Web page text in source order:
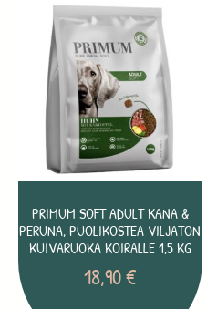
PRIMUM SOFT ADULT KANA &
PERUNA, PUOLIKOSTEA VILJATON
KUIVARUOKA KOIRALLE 1,5 KG
18,90€